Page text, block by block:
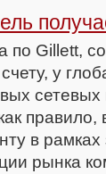
по Gillett,
у
сетевых
правило,
в
рынка